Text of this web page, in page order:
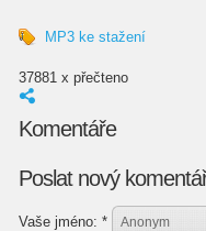
MP3 ke stažení
37881 x přečteno
Komentáře
Poslat nový
Vaše jméno: *